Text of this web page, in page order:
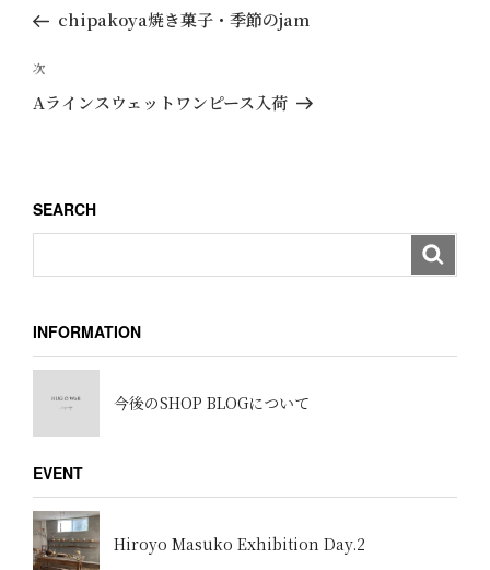
ナ
ビ
ゲ
ン
去
投
chipakoya焼き菓子・季節のjam
次
の
次
Aラインスウェットワンピース入荷
SEARCH
INFORMATION
今後のSHOP BLOGについて
EVENT
Hiroyo Masuko Exhibition Day.2